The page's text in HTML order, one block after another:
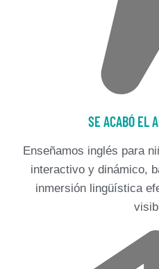
SE ACABÓ EL
Enseñamos inglés para
interactivo y dinámico,
inmersión lingüística